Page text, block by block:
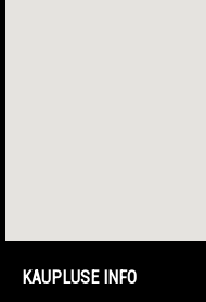
KAUPLUSE INFO